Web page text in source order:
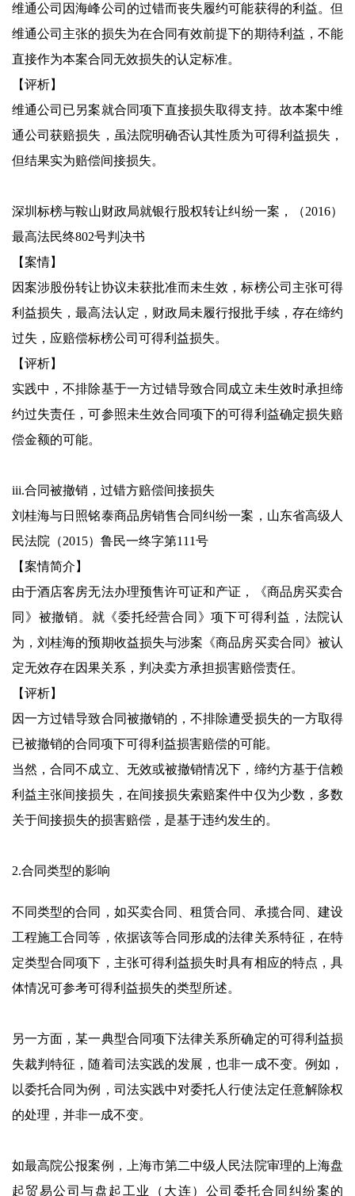
维通公司因海峰公司的过错而丧失履约可能获得的利益。但
维通公司主张的损失为在合同有效前提下的期待利益，不能
直接作为本案合同无效损失的认定标准。
【评析】
维通公司已另案就合同项下直接损失取得支持。故本案中维
通公司获赔损失，虽法院明确否认其性质为可得利益损失，
但结果实为赔偿间接损失。
深圳标榜与鞍山财政局就银行股权转让纠纷一案，（2016）
最高法民终802号判决书
【案情】
因案涉股份转让协议未获批准而未生效，标榜公司主张可得
利益损失，最高法认定，财政局未履行报批手续，存在缔约
过失，应赔偿标榜公司可得利益损失。
【评析】
实践中，不排除基于一方过错导致合同成立未生效时承担缔
约过失责任，可参照未生效合同项下的可得利益确定损失赔
偿金额的可能。
iii.合同被撤销，过错方赔偿间接损失
刘桂海与日照铭泰商品房销售合同纠纷一案，山东省高级人
民法院（2015）鲁民一终字第111号
【案情简介】
由于酒店客房无法办理预售许可证和产证，《商品房买卖合
同》被撤销。就《委托经营合同》项下可得利益，法院认
为，刘桂海的预期收益损失与涉案《商品房买卖合同》被认
定无效存在因果关系，判决卖方承担损害赔偿责任。
【评析】
因一方过错导致合同被撤销的，不排除遭受损失的一方取得
已被撤销的合同项下可得利益损害赔偿的可能。
当然，合同不成立、无效或被撤销情况下，缔约方基于信赖
利益主张间接损失，在间接损失索赔案件中仅为少数，多数
关于间接损失的损害赔偿，是基于违约发生的。
2.合同类型的影响
不同类型的合同，如买卖合同、租赁合同、承揽合同、建设
工程施工合同等，依据该等合同形成的法律关系特征，在特
定类型合同项下，主张可得利益损失时具有相应的特点，具
体情况可参考可得利益损失的类型所述。
另一方面，某一典型合同项下法律关系所确定的可得利益损
失裁判特征，随着司法实践的发展，也非一成不变。例如，
以委托合同为例，司法实践中对委托人行使法定任意解除权
的处理，并非一成不变。
如最高院公报案例，上海市第二中级人民法院审理的上海盘
起贸易公司与盘起工业（大连）公司委托合同纠纷案的